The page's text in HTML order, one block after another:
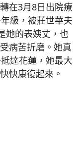
在3月8日出院療
級，被莊世華夫
她的表姨丈，也
病苦折磨。她真
達花蓮，她最大
快康復起來。